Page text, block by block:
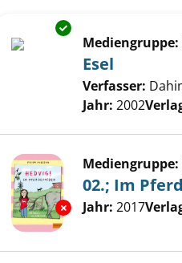
Suchergebnis
Zu den Suchfiltern springen
Exemplar-Details
Mediengruppe:
Esel
Verfasser:
Jahr: 2002
Exemplar-Details
Mediengruppe:
02.; Im
Suche nach
Jahr: 2017